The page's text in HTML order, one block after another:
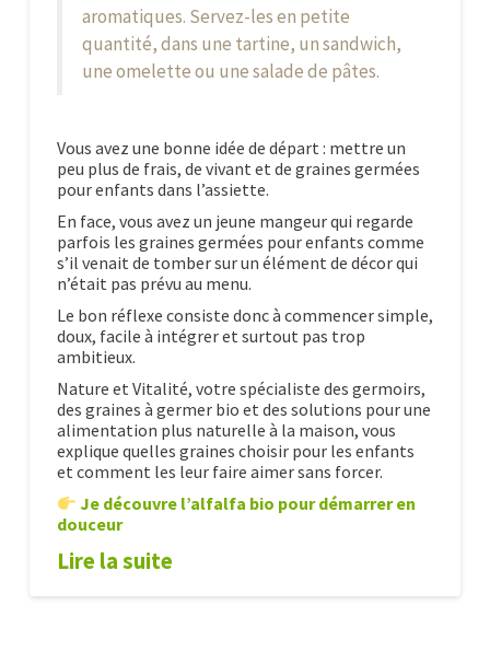
aromatiques. Servez-les en petite
quantité, dans une tartine, un sandwich,
une omelette ou une salade de pâtes.
Vous avez une bonne idée de départ : mettre un
peu plus de frais, de vivant et de graines germées
pour enfants dans l’assiette.
En face, vous avez un jeune mangeur qui regarde
parfois les graines germées pour enfants comme
s’il venait de tomber sur un élément de décor qui
n’était pas prévu au menu.
Le bon réflexe consiste donc à commencer simple,
doux, facile à intégrer et surtout pas trop
ambitieux.
Nature et Vitalité, votre spécialiste des germoirs,
des graines à germer bio et des solutions pour une
alimentation plus naturelle à la maison, vous
explique quelles graines choisir pour les enfants
et comment les leur faire aimer sans forcer.
Je découvre l’alfalfa bio pour démarrer en
douceur
Lire la suite
Les